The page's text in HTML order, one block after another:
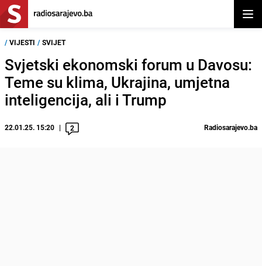
/ VIJESTI / SVIJET
Svjetski ekonomski forum u Davosu:
Teme su klima, Ukrajina, umjetna
inteligencija, ali i Trump
22.01.25. 15:20 2 Radiosarajevo.ba